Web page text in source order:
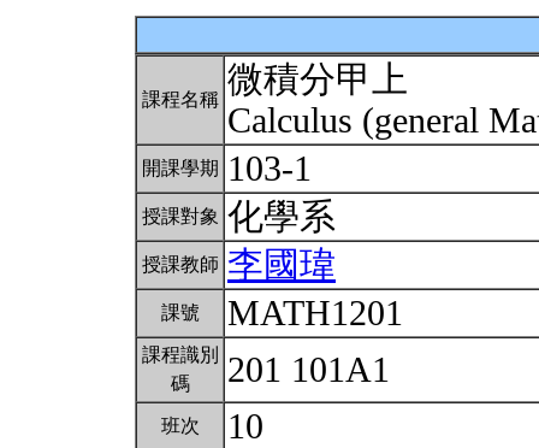
課程名稱 微積分甲上
Calculus (general
開課學期 103-1
授課對象 化學系
授課教師 李國瑋
課號 MATH1201
課程識別
碼
201 101A1
班次 10